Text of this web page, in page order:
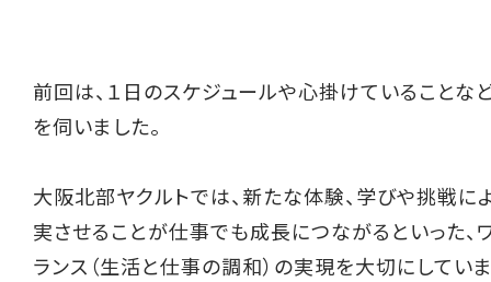
前回は、１日のスケジュールや心掛けていることな
を伺いました。
大阪北部ヤクルトでは、新たな体験、学びや挑戦に
実させることが仕事でも成長につながるといった、
ランス（生活と仕事の調和）の実現を大切にしていま